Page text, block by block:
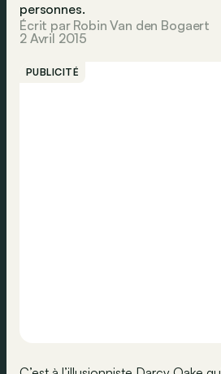
personnes.
Écrit par Robin Van den Bogaert
2 Avril 2015
PUBLICITÉ